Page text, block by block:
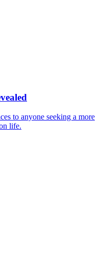
to anyone seeking a more
life.